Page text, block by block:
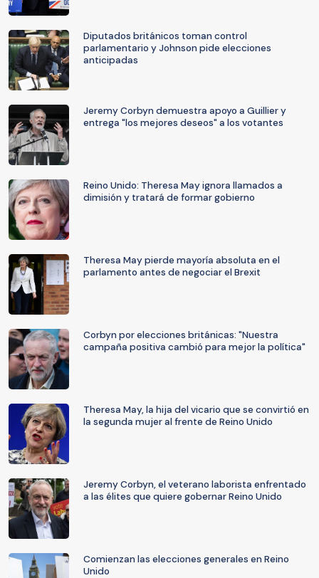
Diputados británicos toman control
parlamentario y Johnson pide elecciones
anticipadas
Jeremy Corbyn demuestra apoyo a Guillier y
entrega "los mejores deseos" a los votantes
Reino Unido: Theresa May ignora llamados a
dimisión y tratará de formar gobierno
Theresa May pierde mayoría absoluta en el
parlamento antes de negociar el Brexit
Corbyn por elecciones británicas: "Nuestra
campaña positiva cambió para mejor la política"
Theresa May, la hija del vicario que se convirtió en
la segunda mujer al frente de Reino Unido
Jeremy Corbyn, el veterano laborista enfrentado
a las élites que quiere gobernar Reino Unido
Comienzan las elecciones generales en Reino
Unido